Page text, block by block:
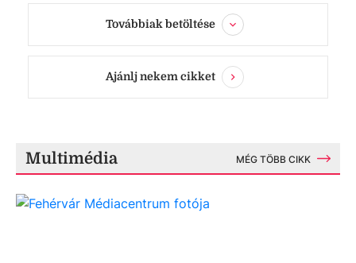
Továbbiak betöltése
Ajánlj nekem cikket
Multimédia MÉG TÖBB CIKK